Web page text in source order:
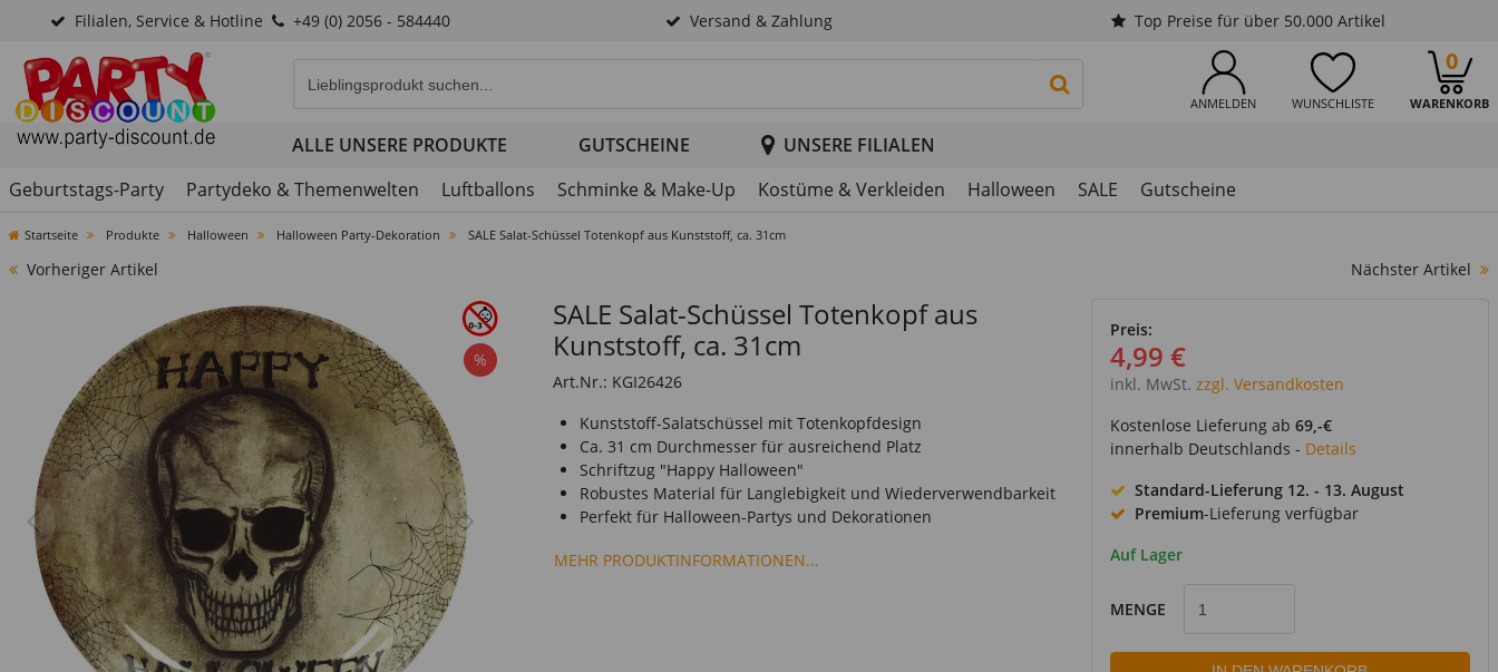
Filialen, Service & Hotline +49 (0) 2056 - 584440 Versand & Zahlung Top Preise für über 50.000 Artikel
ANMELDEN WUNSCHLISTE WARENKORB
0
PRODUKTSUCHE STARTEN
ALLE UNSERE PRODUKTE GUTSCHEINE
UNSERE FILIALEN
Geburtstags-Party
Partydeko & Themenwelten Luftballons Schminke & Make-Up Kostüme & Verkleiden Halloween SALE Gutscheine
Startseite Produkte Halloween Halloween Party-Dekoration SALE Salat-Schüssel Totenkopf aus Kunststoff, ca. 31cm
Vorheriger Artikel Nächster Artikel
%
SALE Salat-Schüssel Totenkopf aus
Kunststoff, ca. 31cm
Art.Nr.: KGI26426
Kunststoff-Salatschüssel mit Totenkopfdesign
Ca. 31 cm Durchmesser für ausreichend Platz
Schriftzug "Happy Halloween"
Robustes Material für Langlebigkeit und Wiederverwendbarkeit
Perfekt für Halloween-Partys und Dekorationen
MEHR PRODUKTINFORMATIONEN...
Preis:
4,99 €
inkl. MwSt. zzgl. Versandkosten
Kostenlose Lieferung ab 69,-€
innerhalb Deutschlands - Details
Standard-Lieferung 12. - 13. August
Premium-Lieferung verfügbar
Auf Lager
MENGE